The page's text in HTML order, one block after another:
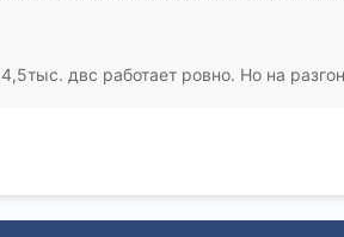
двс работает ровно. Но на